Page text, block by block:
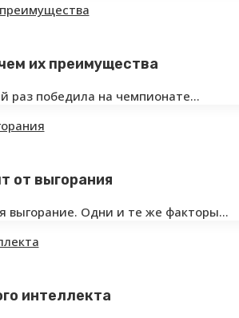
их преимущества
раз победила на чемпионате…
от выгорания
выгорание. Одни и те же факторы…
интеллекта